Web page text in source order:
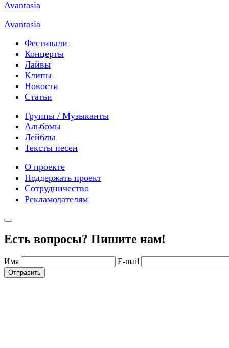
Avantasia
Фестивали
Концерты
Лайвы
Клипы
Новости
Статьи
Группы / Музыканты
Альбомы
Лейблы
Тексты песен
О проекте
Поддержать проект
Сотрудничество
Рекламодателям
Есть вопросы? Пишите нам!
Имя E-mail